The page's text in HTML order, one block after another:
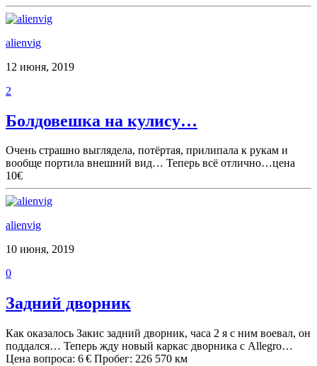
alienvig
12 июня, 2019
2
Болдовешка на кулису…
Очень страшно выглядела, потёртая, прилипала к рукам и
вообще портила внешний вид… Теперь всё отлично…цена
10€
alienvig
10 июня, 2019
0
Задний дворник
Как оказалось Закис задний дворник, часа 2 я с ним воевал, он
поддался… Теперь жду новый каркас дворника с Allegro…
Цена вопроса: 6 € Пробег: 226 570 км